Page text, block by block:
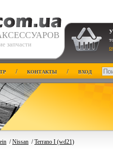
запчасти
/ КОНТАКТЫ / ВХОД
/Nissan /Terrano I (wd21)